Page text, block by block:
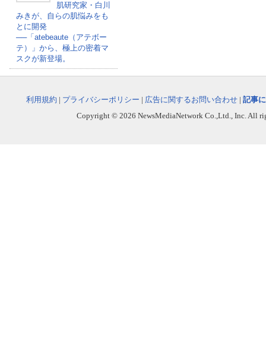
肌研究家・白川
みきが、自らの肌悩みをも
とに開発
──「atebeaute（アテボー
テ）」から、極上の密着マ
スクが新登場。
利用規約 | プライバシーポリシー | 広告に関するお問い合わせ | 記事
Copyright © 2026 NewsMediaNetwork Co.,Ltd., Inc. All